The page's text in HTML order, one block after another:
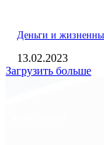
Деньги и
13.02.2023
Загрузить больше